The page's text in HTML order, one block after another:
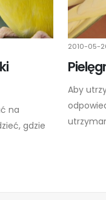
na
gdzie
2010-05-
Aby